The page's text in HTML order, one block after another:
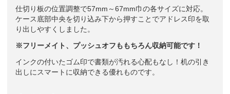
仕切り板の位置調整で57mm～67mm巾の各サイズに対応。
ケース底部中央を切り込み下から押すことでアドレス印を取
り出しやすくしました。
※フリーメイト、プッシュオフももちろん収納可能です！
インクの付いたゴム印で書類が汚れる心配もなし！机の引き
出しにスマートに収納できる優れものです。